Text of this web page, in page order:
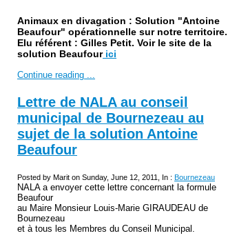
Animaux en divagation : Solution "Antoine
Beaufour" opérationnelle sur notre territoire.
Elu référent : Gilles Petit. Voir le site de la
solution Beaufourici
Continue reading ...
Lettre de NALA au conseil
municipal de Bournezeau au
sujet de la solution Antoine
Beaufour
Posted by Marit on Sunday, June 12, 2011, In : Bournezeau
NALA a envoyer cette lettre concernant la formule
Beaufour
au Maire Monsieur Louis-Marie GIRAUDEAU de
Bournezeau
et à tous les Membres du Conseil Municipal.